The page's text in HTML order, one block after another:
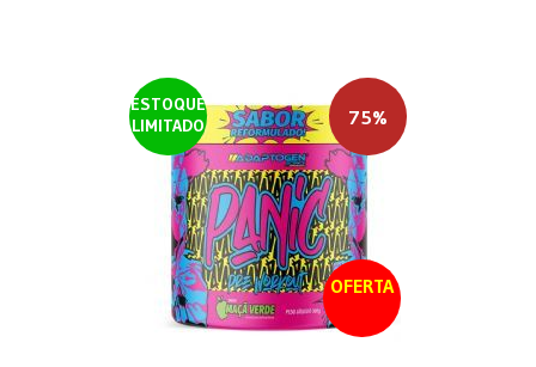
ESTOQUE
LIMITADO
OFERTA
75%